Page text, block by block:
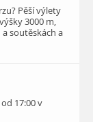
Pěší výlety
3000 m,
soutěskách a
17:00 v